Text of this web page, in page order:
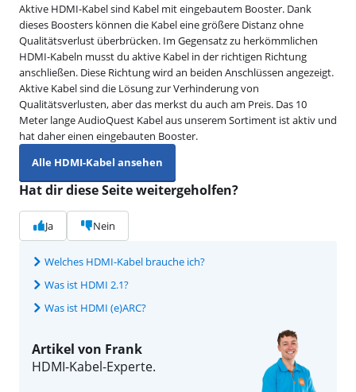
Aktive HDMI-Kabel sind Kabel mit eingebautem Booster. Dank
dieses Boosters können die Kabel eine größere Distanz ohne
Qualitätsverlust überbrücken. Im Gegensatz zu herkömmlichen
HDMI-Kabeln musst du aktive Kabel in der richtigen Richtung
anschließen. Diese Richtung wird an beiden Anschlüssen angezeigt.
Aktive Kabel sind die Lösung zur Verhinderung von
Qualitätsverlusten, aber das merkst du auch am Preis. Das 10
Meter lange AudioQuest Kabel aus unserem Sortiment ist aktiv und
hat daher einen eingebauten Booster.
Alle HDMI-Kabel ansehen
Hat dir diese Seite weitergeholfen?
Ja Nein
Welches HDMI-Kabel brauche ich?
Was ist HDMI 2.1?
Was ist HDMI (e)ARC?
Artikel von Frank
HDMI-Kabel-Experte.